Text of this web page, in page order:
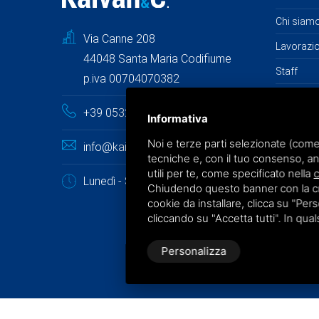
Via Canne 208
44048 Santa Maria Codifiume
p.iva 00704070382
+39 0532 85 73 45
info@kaivan.it
Lunedì - Sabato: 09.00 - 18.00
Chi
Staff
Contatti
Informativa
Noi e terze parti selezionate
tecniche e, con il tuo consenso,
utili per te, come specificato nella
Chiudendo questo banner con la
cookie da installare, clicca su
cliccando su "Accetta tutti". In
Personalizza